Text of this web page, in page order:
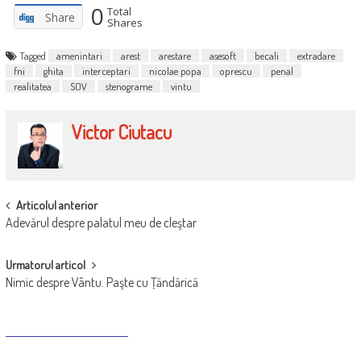
Share 0 Total
Shares
Tagged amenintari arest arestare asesoft becali
extradare
fni
ghita interceptari nicolae popa oprescu
penal
realitatea
SOV stenograme vintu
Victor Ciutacu
POST
NAVIGATION
Articolul anterior
Adevărul despre palatul meu de cleştar
Urmatorul articol
Nimic despre Vântu. Paşte cu Ţăndărică